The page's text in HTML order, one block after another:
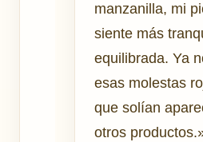
manzanilla, mi
siente más
equilibrada. Ya
esas molestas
que solían
otros